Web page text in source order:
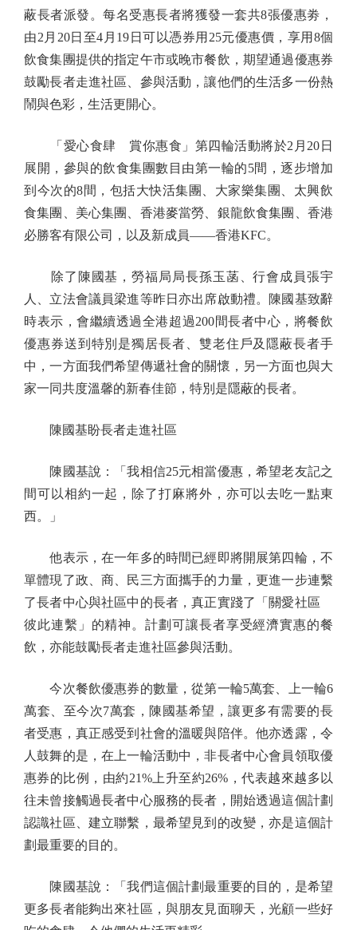
蔽長者派發。每名受惠長者將獲發一套共8張優惠劵，
由2月20日至4月19日可以憑券用25元優惠價，享用8個
飲食集團提供的指定午市或晚市餐飲，期望通過優惠券
鼓勵長者走進社區、參與活動，讓他們的生活多一份熱
鬧與色彩，生活更開心。
「愛心食肆 賞你惠食」第四輪活動將於2月20日
展開，參與的飲食集團數目由第一輪的5間，逐步增加
到今次的8間，包括大快活集團、大家樂集團、太興飲
食集團、美心集團、香港麥當勞、銀龍飲食集團、香港
必勝客有限公司，以及新成員——香港KFC。
除了陳國基，勞福局局長孫玉菡、行會成員張宇
人、立法會議員梁進等昨日亦出席啟動禮。陳國基致辭
時表示，會繼續透過全港超過200間長者中心，將餐飲
優惠券送到特別是獨居長者、雙老住戶及隱蔽長者手
中，一方面我們希望傳遞社會的關懷，另一方面也與大
家一同共度溫馨的新春佳節，特別是隱蔽的長者。
陳國基盼長者走進社區
陳國基說：「我相信25元相當優惠，希望老友記之
間可以相約一起，除了打麻將外，亦可以去吃一點東
西。」
他表示，在一年多的時間已經即將開展第四輪，不
單體現了政、商、民三方面攜手的力量，更進一步連繫
了長者中心與社區中的長者，真正實踐了「關愛社區
彼此連繫」的精神。計劃可讓長者享受經濟實惠的餐
飲，亦能鼓勵長者走進社區參與活動。
今次餐飲優惠券的數量，從第一輪5萬套、上一輪6
萬套、至今次7萬套，陳國基希望，讓更多有需要的長
者受惠，真正感受到社會的溫暖與陪伴。他亦透露，令
人鼓舞的是，在上一輪活動中，非長者中心會員領取優
惠券的比例，由約21%上升至約26%，代表越來越多以
往未曾接觸過長者中心服務的長者，開始透過這個計劃
認識社區、建立聯繫，最希望見到的改變，亦是這個計
劃最重要的目的。
陳國基說：「我們這個計劃最重要的目的，是希望
更多長者能夠出來社區，與朋友見面聊天，光顧一些好